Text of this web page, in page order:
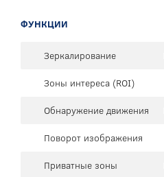
ФУНКЦИИ
Зеркалирование
Зоны интереса (ROI)
Обнаружение движения
Поворот изображения
Приватные зоны